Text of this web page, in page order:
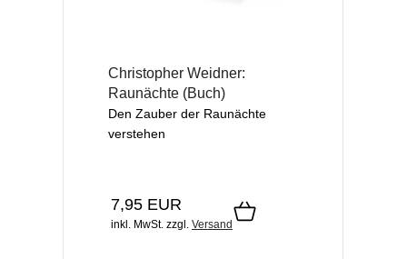
Christopher Weidner:
Raunächte (Buch)
Den Zauber der Raunächte
verstehen
7,95 EUR
inkl. MwSt. zzgl. Versand